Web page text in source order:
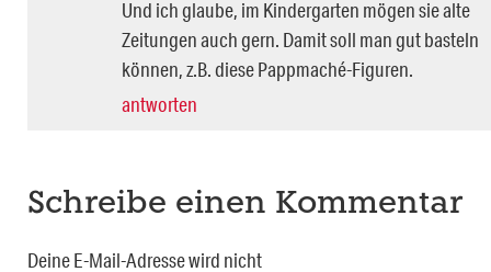
Und ich glaube, im Kindergarten mögen sie alte
Zeitungen auch gern. Damit soll man gut basteln
können, z.B. diese Pappmaché-Figuren.
antworten
Schreibe einen Kommentar
Deine E-Mail-Adresse wird nicht